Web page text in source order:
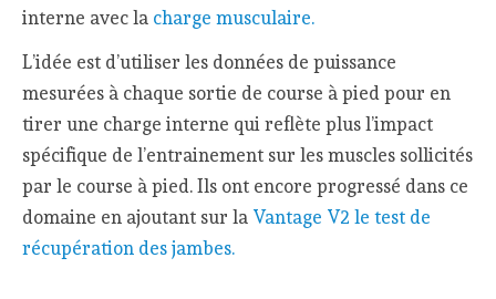
interne avec la charge musculaire.
L’idée est d’utiliser les données de puissance
mesurées à chaque sortie de course à pied pour en
tirer une charge interne qui reflète plus l’impact
spécifique de l’entrainement sur les muscles sollicités
par le course à pied. Ils ont encore progressé dans ce
domaine en ajoutant sur la Vantage V2 le test de
récupération des jambes.